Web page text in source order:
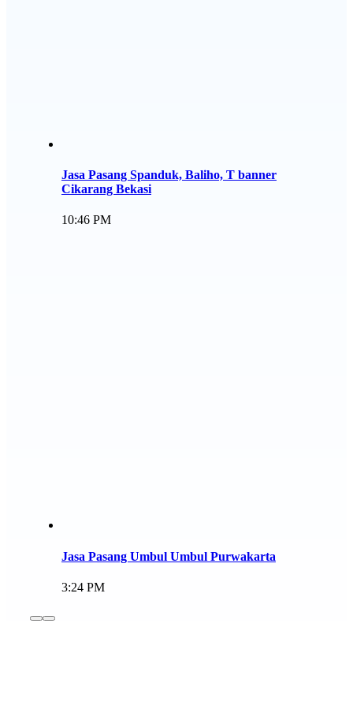
Jasa Pasang Spanduk, Baliho, T banner
Cikarang Bekasi
10:46 PM
Jasa Pasang Umbul Umbul Purwakarta
3:24 PM